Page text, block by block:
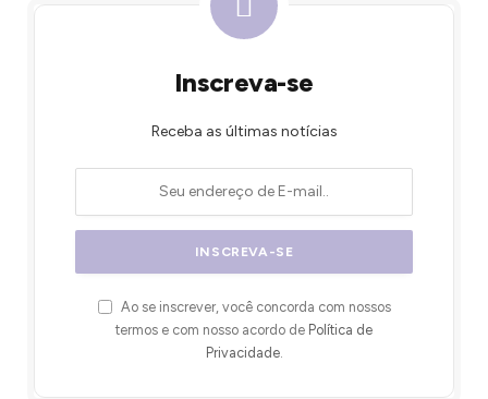
Inscreva-se
Receba as últimas notícias
Ao se inscrever, você concorda com nossos
termos e com nosso acordo de Política de
Privacidade.